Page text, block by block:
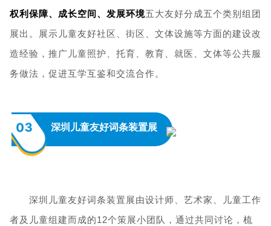
权利保障、成长空间、发展环境五大友好分成五个类别组团
展出。展示儿童友好社区、街区、文体设施等方面的建设改
造经验，推广儿童照护、托育、教育、就医、文体等公共服
务做法，促进互学互鉴和交流合作。
03 深圳儿童友好词条装置展
深圳儿童友好词条装置展由设计师、艺术家、儿童工作
者及儿童组建而成的12个策展小团队，通过共同讨论，梳